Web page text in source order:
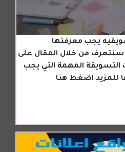
يجب معرفتها
سنتعرف من خلال المقال على
المهمة التي يجب
للمزيد اضغط هنا